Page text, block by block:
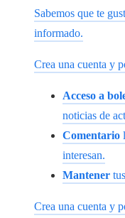
Sabemos que te
informado.
Crea una cuenta y
Acceso a
noticias de
Comentario
interesan.
Mantener
Crea una cuenta y